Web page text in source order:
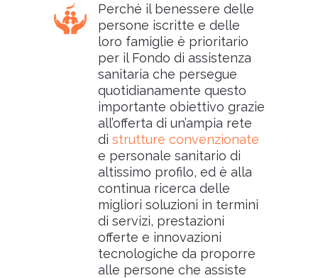
Perché il benessere delle
persone iscritte e delle
loro famiglie è prioritario
per il Fondo di assistenza
sanitaria che persegue
quotidianamente questo
importante obiettivo grazie
all’offerta di un’ampia rete
di strutture convenzionate
e personale sanitario di
altissimo profilo, ed è alla
continua ricerca delle
migliori soluzioni in termini
di servizi, prestazioni
offerte e innovazioni
tecnologiche da proporre
alle persone che assiste